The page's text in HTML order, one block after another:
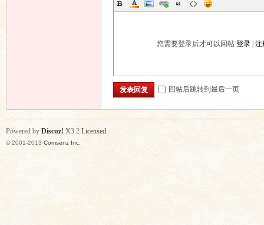
您需要登录后才可以回帖 登录 注
发表回复 回帖后跳转到最后一页
Powered by Discuz! X3.2 Licensed
© 2001-2013 Comsenz Inc.